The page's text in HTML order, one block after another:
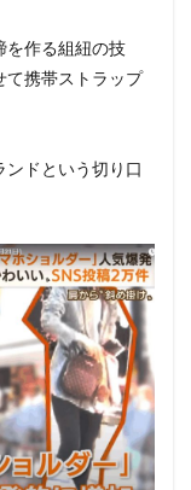
を作る組紐の技
て携帯ストラップ
ンドという切り口